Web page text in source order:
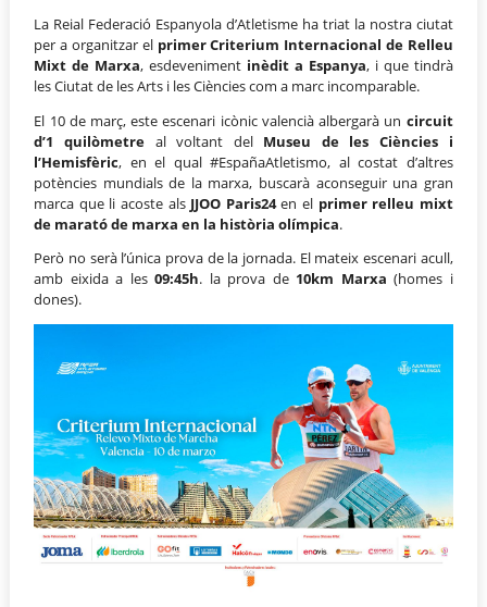
La Reial Federació Espanyola d’Atletisme ha triat la nostra ciutat
per a organitzar el primer Criterium Internacional de Relleu
Mixt de Marxa, esdeveniment inèdit a Espanya, i que tindrà
les Ciutat de les Arts i les Ciències com a marc incomparable.
El 10 de març, este escenari icònic valencià albergarà un circuit
d’1 quilòmetreal voltant del Museu de les Ciències i
l’Hemisfèric, en el qual #EspañaAtletismo, al costat d’altres
potències mundials de la marxa, buscarà aconseguir una gran
marca que li acoste alsJJOO Paris24en el primer relleu mixt
de marató de marxa en la història olímpica.
Però no serà l’única prova de la jornada. El mateix escenari acull,
amb eixida a les09:45h. la prova de 10km Marxa (homes i
dones).